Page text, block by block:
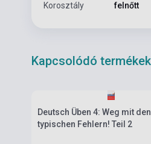
Korosztály felnőtt
Kapcsolódó termékek
Deutsch Üben 4: Weg mit den
typischen Fehlern! Teil 2